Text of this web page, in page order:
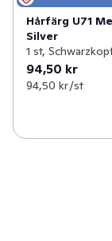
Hårfärg U71
Silver
1 st,
94,50 kr
94,50 kr /st